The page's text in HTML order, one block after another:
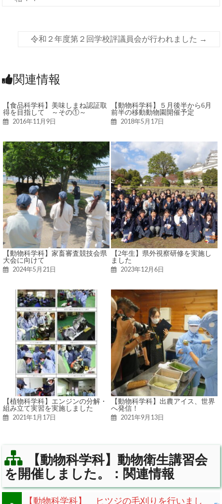
令和２年度第２回学校評議員会が行われました →
関連情報
【食品科学科】美味しまね認証取
得を目指して ～その①～
2016年11月9日
【動物科学科】５月後半から6月
前半の移動動物園開催予定
2018年5月17日
【動物科学科】家畜審査競技会県
大会に向けて
2024年5月21日
【2年生】県外視察研修を実施し
ました
2023年12月6日
【植物科学科】エンジンの分解・
組み立て実習を実施しました
2021年1月17日
【動物科学科】出農アイス、世界
へ発信！
2021年9月13日
【動物科学科】動物衛生講習会
を開催しました。：関連情報
【動物科学科】 ヒツジの毛刈りを行いまし